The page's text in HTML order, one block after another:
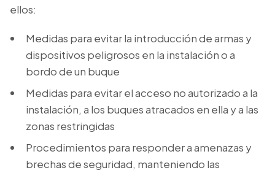
ellos:
Medidas para evitar la introducción de armas y
dispositivos peligrosos en la instalación o a
bordo de un buque
Medidas para evitar el acceso no autorizado a la
instalación, a los buques atracados en ella y a las
zonas restringidas
Procedimientos para responder a amenazas y
brechas de seguridad, manteniendo las